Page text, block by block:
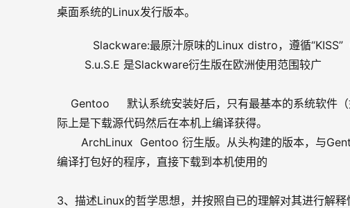
桌面系统的Linux发行版本。
Slackware:最原汁原味的Linux distro，遵循“KISS”
S.u.S.E 是Slackware衍生版在欧洲使用范围较广
Gentoo     默认系统安装好后，只有最基本的系统软
际上是下载源代码然后在本机上编译获得。
ArchLinux  Gentoo 衍生版。从头构建的版本，与
编译打包好的程序，直接下载到本机使用的
3、描述Linux的哲学思想，并按照自已的理解对其进行解释